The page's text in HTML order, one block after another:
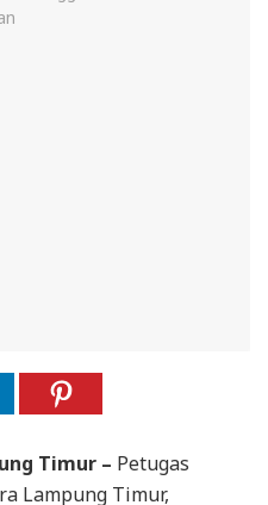
Timur – Petugas
Lampung Timur,